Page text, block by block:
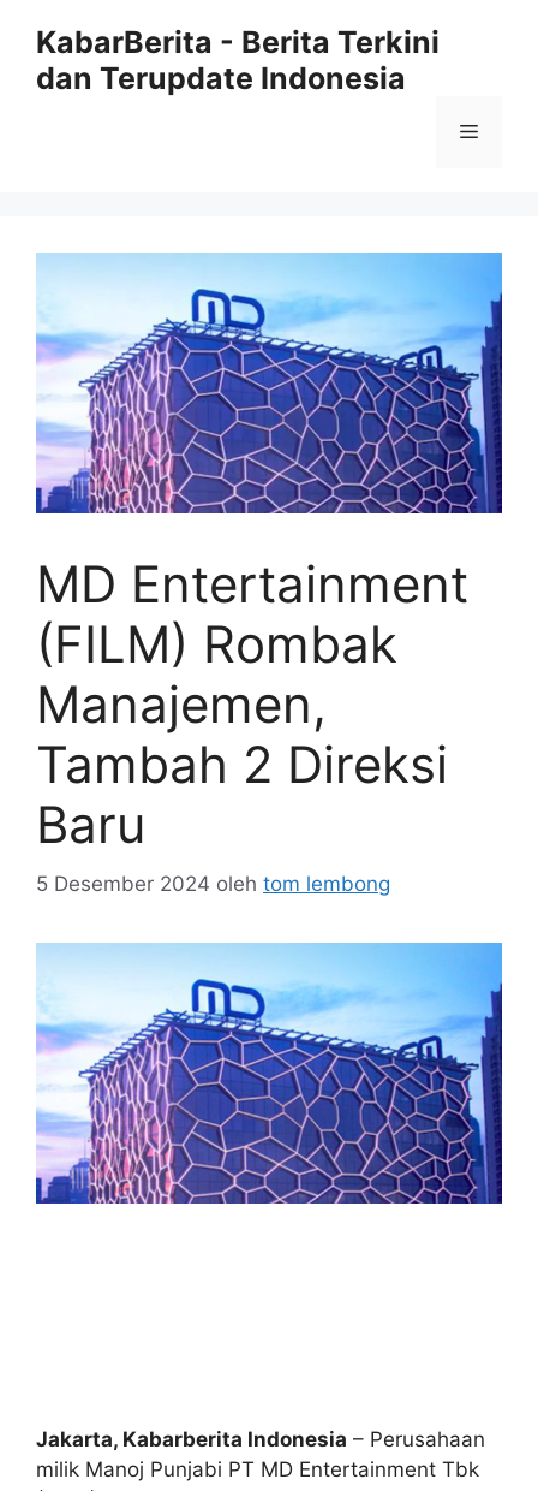
KabarBerita - Berita Terkini
dan Terupdate Indonesia
Menu
MD Entertainment
(FILM) Rombak
Manajemen,
Tambah 2 Direksi
Baru
5 Desember 2024 oleh tom lembong
Jakarta, Kabarberita Indonesia – Perusahaan
milik Manoj Punjabi PT MD Entertainment Tbk